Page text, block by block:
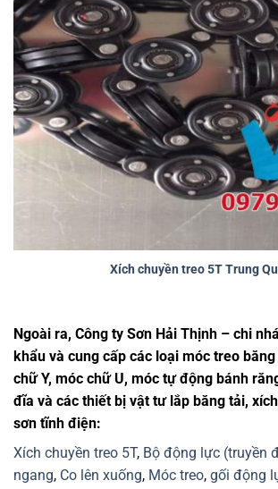
Xích chuyền treo 5T Trung
Ngoài ra, Công ty Sơn Hải Thịnh – chi
khẩu và cung cấp các loại móc treo
chữ Y, móc chữ U, móc tự động bánh
đĩa và các thiết bị vật tư lắp băng tải,
sơn tĩnh điện:
Xích chuyền treo 5T, Bộ động lực (truyền
ngang, Co lên xuống, Móc treo, gối động